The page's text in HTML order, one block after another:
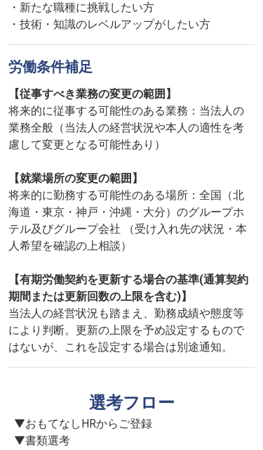
・新たな職種に挑戦したい方
・技術・知識のレベルアップがしたい方
労働条件補足
【従事すべき業務の変更の範囲】
将来的に従事する可能性のある業務：当法人の
業務全般（当法人の経営状況や本人の適性を考
慮して変更となる可能性あり）
【就業場所の変更の範囲】
将来的に勤務する可能性のある場所：全国（北
海道・東京・神戸・沖縄・大分）のグループホ
テル及びグループ会社 （受け入れ先の状況・本
人希望を確認の上相談）
【有期労働契約を更新する場合の基準(通算契約
期間または更新回数の上限を含む)】
当法人の経営状況も踏まえ、勤務成績や態度等
により判断。更新の上限を予め設定するもので
はないが、これを設定する場合は別途通知。
選考フロー
▼おもてなしHRからご登録
▼書類選考